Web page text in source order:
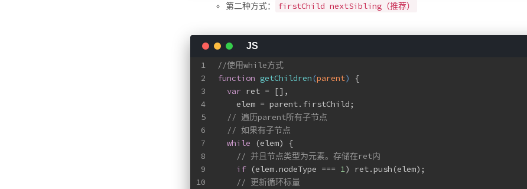
第二种方式： firstChild nextSibling（推荐）
1
2
3
4
5
6
7
8
9
10
//使用while方式
function getChildren (parent)
{
var ret = [],
    elem = parent.firstChild;
// 遍历parent所有子节点
// 如果有子节点
while (elem) {
// 并且节点类型为元素。存储在ret内
if (elem.nodeType === 1) ret.push(elem);
// 更新循环标量